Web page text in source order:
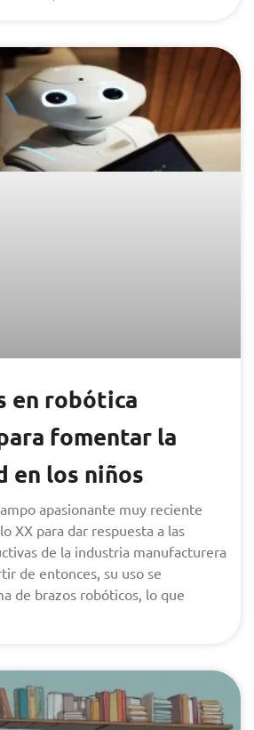
en robótica
fomentar la
en los niños
apasionante muy reciente
XX para dar respuesta a las
de la industria manufacturera
de entonces, su uso se
de brazos robóticos, lo que